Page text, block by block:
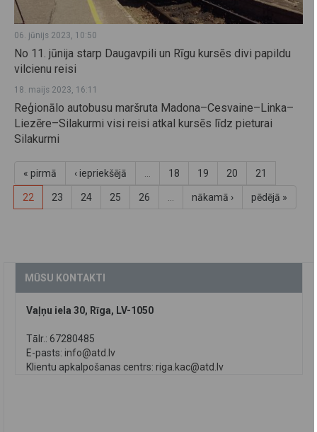
06. jūnijs 2023, 10:50
No 11. jūnija starp Daugavpili un Rīgu kursēs divi papildu
vilcienu reisi
18. maijs 2023, 16:11
Reģionālo autobusu maršruta Madona–Cesvaine–Linka–
Liezēre–Silakurmi visi reisi atkal kursēs līdz pieturai
Silakurmi
« pirmā ‹ iepriekšējā 18 19 20 21
22 23 24 25 26 nākamā › pēdējā »
MŪSU KONTAKTI
Vaļņu iela 30, Rīga, LV-1050
Tālr.: 67280485
E-pasts: info@atd.lv
Klientu apkalpošanas centrs: riga.kac@atd.lv